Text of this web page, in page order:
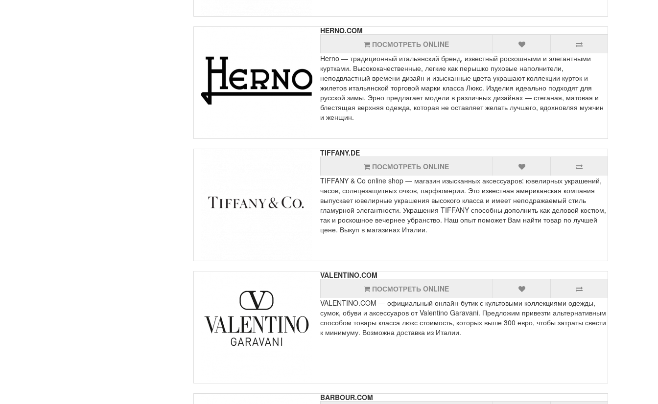
HERNO.COM
ПОСМОТРЕТЬ ONLINE
Herno — традиционный итальянский бренд, известный роскошными и элегантными
куртками. Высококачественные, легкие как перышко пуховые наполнители,
неподвластный времени дизайн и изысканные цвета украшают коллекции курток и
жилетов итальянской торговой марки класса Люкс. Изделия идеально подходят для
русской зимы. Эрно предлагает модели в различных дизайнах — стеганая, матовая и
блестящая верхняя одежда, которая не оставляет желать лучшего, вдохновляя мужчин
и женщин.
TIFFANY.DE
ПОСМОТРЕТЬ ONLINE
TIFFANY & Co online shop — магазин изысканных аксессуаров: ювелирных украшений,
часов, солнцезащитных очков, парфюмерии. Это известная американская компания
выпускает ювелирные украшения высокого класса и имеет неподражаемый стиль
гламурной элегантности. Украшения TIFFANY способны дополнить как деловой костюм,
так и роскошное вечернее убранство. Наш опыт поможет Вам найти товар по лучшей
цене. Выкуп в магазинах Италии.
VALENTINO.COM
ПОСМОТРЕТЬ ONLINE
VALENTINO.COM — официальный онлайн-бутик с культовыми коллекциями одежды,
сумок, обуви и аксессуаров от Valentino Garavani. Предложим привезти альтернативным
способом товары класса люкс стоимость, которых выше 300 евро, чтобы затраты свести
к минимуму. Возможна доставка из Италии.
BARBOUR.COM